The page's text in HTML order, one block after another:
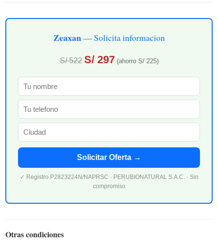
Zeaxan— Solicita informacion
S/ 522 S/ 297 (ahorro S/ 225)
Solicitar Oferta →
✓ Registro P2823224N/NAPRSC · PERUBIONATURAL S.A.C. · Sin
compromiso
Otras condiciones